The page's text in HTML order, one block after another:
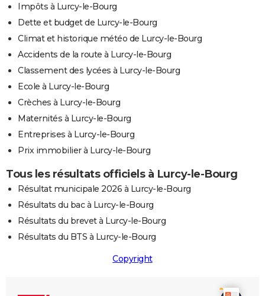
Impôts à Lurcy-le-Bourg
Dette et budget de Lurcy-le-Bourg
Climat et historique météo de Lurcy-le-Bourg
Accidents de la route à Lurcy-le-Bourg
Classement des lycées à Lurcy-le-Bourg
Ecole à Lurcy-le-Bourg
Crèches à Lurcy-le-Bourg
Maternités à Lurcy-le-Bourg
Entreprises à Lurcy-le-Bourg
Prix immobilier à Lurcy-le-Bourg
Tous les résultats officiels à Lurcy-le-Bourg
Résultat municipale 2026 à Lurcy-le-Bourg
Résultats du bac à Lurcy-le-Bourg
Résultats du brevet à Lurcy-le-Bourg
Résultats du BTS à Lurcy-le-Bourg
Copyright